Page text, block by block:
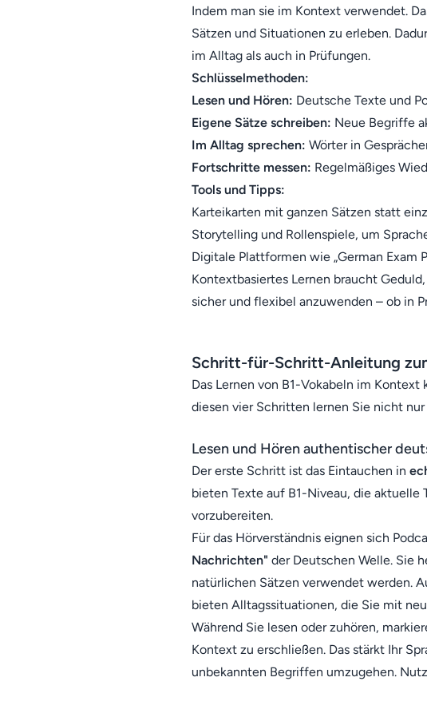
Indem man sie im Kontext verwendet.
Sätzen und Situationen zu erleben.
im Alltag als auch in Prüfungen.
Schlüsselmethoden:
Lesen und Hören: Deutsche Texte und
Eigene Sätze schreiben: Neue Begriffe
Im Alltag sprechen: Wörter in
Fortschritte messen: Regelmäßiges
Tools und Tipps:
Karteikarten mit ganzen Sätzen statt
Storytelling und Rollenspiele, um
Digitale Plattformen wie „German Exam
Kontextbasiertes Lernen braucht
sicher und flexibel anzuwenden – ob in
Schritt-für-Schritt-Anleitung
Das Lernen von B1-Vokabeln im
diesen vier Schritten lernen Sie nicht
Lesen und Hören authentischer
Der erste Schritt ist das Eintauchen in
bieten Texte auf B1-Niveau, die
vorzubereiten.
Für das Hörverständnis eignen sich
Nachrichten" der Deutschen Welle. Sie
natürlichen Sätzen verwendet werden.
bieten Alltagssituationen, die Sie mit
Während Sie lesen oder zuhören,
Kontext zu erschließen. Das stärkt Ihr
unbekannten Begriffen umzugehen.